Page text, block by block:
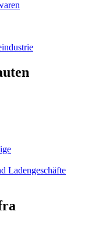
Ladengeschäfte